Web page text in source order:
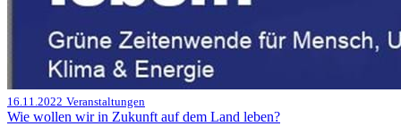
16.11.2022 Veranstaltungen
Wie wollen wir in Zukunft auf dem Land leben?